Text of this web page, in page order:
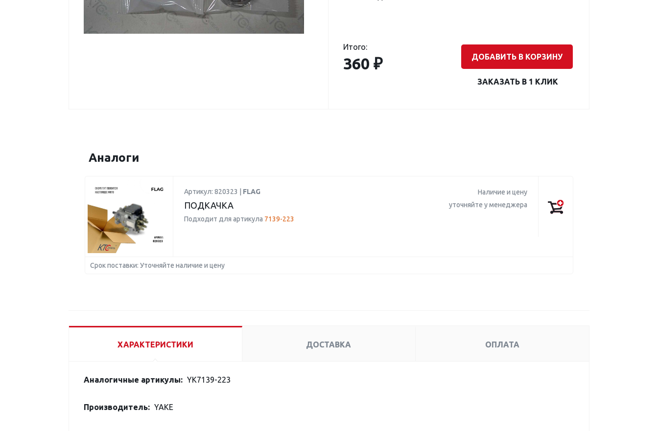
Итого:
360 ₽ ДОБАВИТЬ В КОРЗИНУ
ЗАКАЗАТЬ В 1 КЛИК
Аналоги
Артикул: 820323 | FLAG
ПОДКАЧКА
Подходит для артикула 7139-223
Наличие и цену
уточняйте у менеджера
Срок поставки: Уточняйте наличие и цену
ХАРАКТЕРИСТИКИ ДОСТАВКА ОПЛАТА
Аналогичные артикулы: YK7139-223
Производитель: YAKE